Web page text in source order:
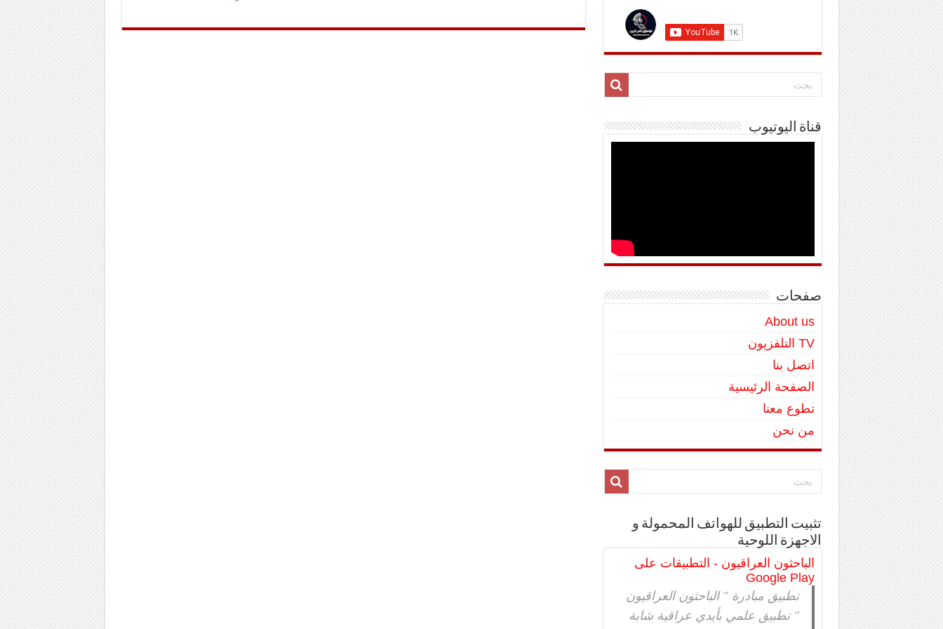
قناة اليوتيوب
صفحات
About us
TV التلفزيون
اتصل بنا
الصفحة الرئيسية
تطوع معنا
من نحن
تثبيت التطبيق للهواتف المحمولة و
الاجهزة اللوحية
الباحثون العراقيون - التطبيقات على
Google Play
تطبيق مبادرة " الباحثون العراقيون
" تطبيق علمي بأيدي عراقية شابة